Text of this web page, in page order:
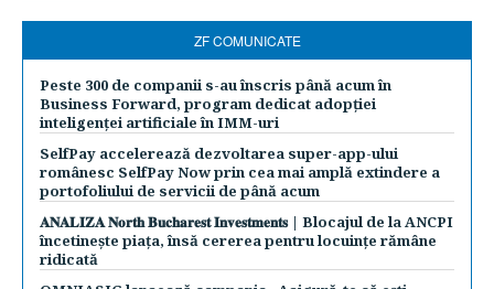
ZF COMUNICATE
Peste 300 de companii s-au înscris până acum în
Business Forward, program dedicat adopției
inteligenței artificiale în IMM-uri
SelfPay accelerează dezvoltarea super-app-ului
românesc SelfPay Now prin cea mai amplă extindere a
portofoliului de servicii de până acum
𝐀𝐍𝐀𝐋𝐈𝐙𝐀 𝐍𝐨𝐫𝐭𝐡 𝐁𝐮𝐜𝐡𝐚𝐫𝐞𝐬𝐭 𝐈𝐧𝐯𝐞𝐬𝐭𝐦𝐞𝐧𝐭𝐬 | Blocajul de la ANCPI
încetinește piața, însă cererea pentru locuințe rămâne
ridicată